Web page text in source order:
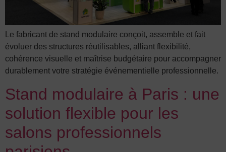
Le fabricant de stand modulaire conçoit, assemble et fait
évoluer des structures réutilisables, alliant flexibilité,
cohérence visuelle et maîtrise budgétaire pour accompagner
durablement votre stratégie événementielle professionnelle.
Stand modulaire à Paris : une
solution flexible pour les
salons professionnels